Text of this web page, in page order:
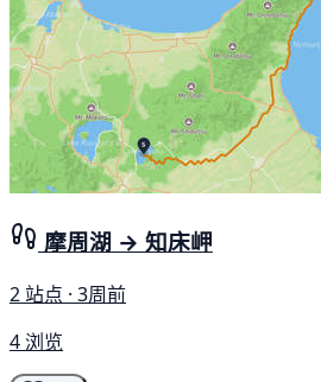
摩周湖 → 知床岬
2 站点 · 3周前
4 浏览